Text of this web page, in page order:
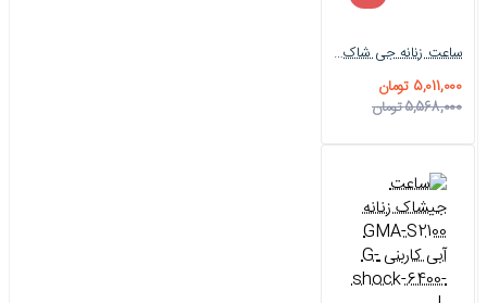
ساعت زنانه جی شاک GMA-S2100 زرد مشکی G-shock-6399-L
5,011,000 تومان
5,568,000 تومان